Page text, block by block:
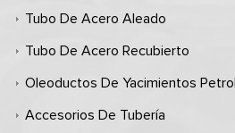
Tubo De Acero Aleado
Tubo De Acero Recubierto
Oleoductos De Yacimientos
Accesorios De Tubería